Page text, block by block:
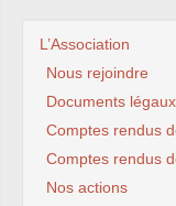
L’Association
Nous rejoindre
Documents légaux
Comptes rendus
Comptes rendus
Nos actions